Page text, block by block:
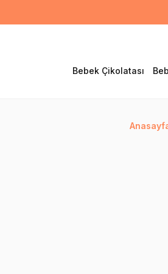
Bebek Çikolatası